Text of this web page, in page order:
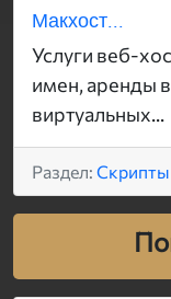
Макхост...
Услуги веб-
имен, аренды
виртуальных...
Раздел: Скрипты